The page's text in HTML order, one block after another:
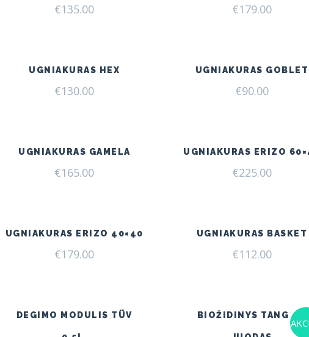
€135.00 €179.00
UGNIAKURAS HEX
€130.00
UGNIAKURAS GOBLET
€90.00
UGNIAKURAS GAMELA
€165.00
UGNIAKURAS ERIZO
€225.00
UGNIAKURAS ERIZO 40×40
€179.00
UGNIAKURAS BASKET
€112.00
DEGIMO MODULIS TÜV BIOŽIDINYS TANGO 4